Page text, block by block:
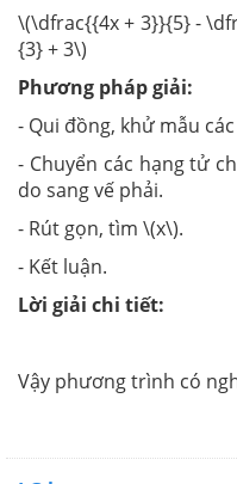
\(\dfrac{{4x + 3}}{5} -
{3} + 3\)
Phương pháp giải:
- Qui đồng, khử mẫu
- Chuyển các hạng tử
do sang vế phải.
- Rút gọn, tìm \(x\).
- Kết luận.
Lời giải chi tiết:
Vậy phương trình có